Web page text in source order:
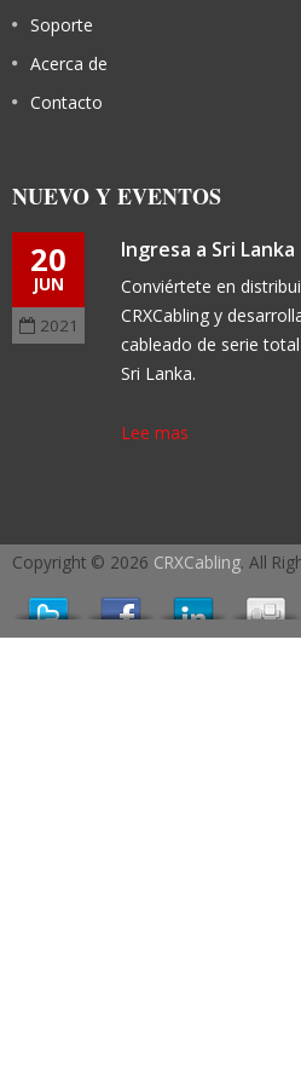
Soporte
Acerca de
Contacto
NUEVO Y EVENTOS
20
JUN
2021
Ingresa a Sri Lanka
Conviértete en
CRXCabling y
cableado de serie
Sri Lanka.
Lee mas
Copyright © 2026 CRXCabling. All